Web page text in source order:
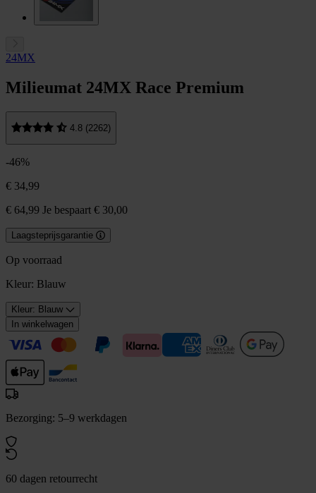
24MX
Milieumat 24MX Race Premium
4.8 (2262)
-46%
€ 34,99
€ 64,99 Je bespaart € 30,00
Laagsteprijsgarantie
Op voorraad
Kleur: Blauw
Kleur: Blauw
In winkelwagen
Bezorging: 5–9 werkdagen
60 dagen retourrecht